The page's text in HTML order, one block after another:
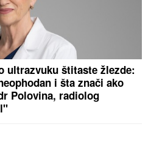
ultrazvuku štitaste žlezde:
i šta znači ako
Polovina, radiolog